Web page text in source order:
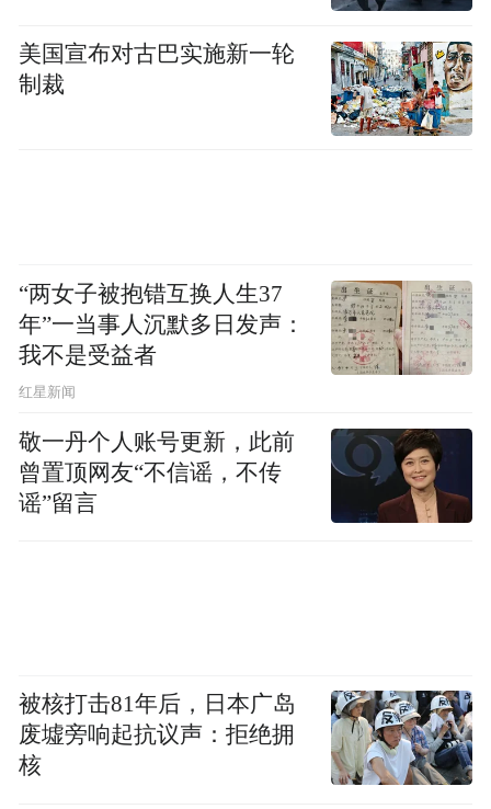
美国宣布对古巴实施新一轮
制裁
“两女子被抱错互换人生37
年”一当事人沉默多日发声：
我不是受益者
红星新闻
敬一丹个人账号更新，此前
曾置顶网友“不信谣，不传
谣”留言
被核打击81年后，日本广岛
废墟旁响起抗议声：拒绝拥
核